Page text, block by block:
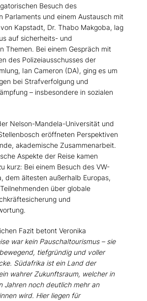
Besuch des
Parlaments und einem Austausch mit
Kapstadt, Dr. Thabo Makgoba, lag
auf sicherheits- und
Themen. Bei einem Gespräch mit
des Polizeiausschusses der
Ian Cameron (DA), ging es um
bei Strafverfolgung und
– insbesondere in sozialen
Nelson-Mandela-Universität und
eröffneten Perspektiven
akademische Zusammenarbeit.
Aspekte der Reise kamen
kurz: Bei einem Besuch des VW-
dem ältesten außerhalb Europas,
über globale
und
Fazit betont Veronika
war kein Pauschaltourismus – sie
tiefgründig und voller
Südafrika ist ein Land der
wahrer Zukunftsraum, welcher in
Jahren noch deutlich mehr an
wird. Hier liegen für